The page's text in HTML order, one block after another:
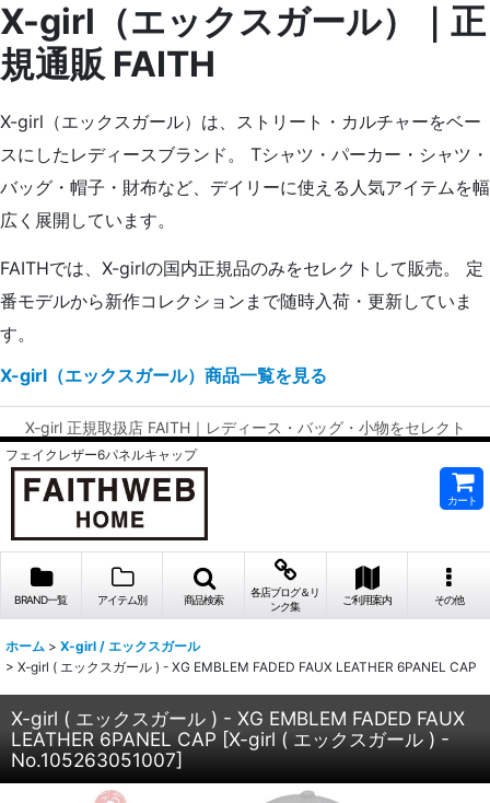
X-girl（エックスガール）｜正
規通販 FAITH
X-girl（エックスガール）は、ストリート・カルチャーをベー
スにしたレディースブランド。 Tシャツ・パーカー・シャツ・
バッグ・帽子・財布など、デイリーに使える人気アイテムを幅
広く展開しています。
FAITHでは、X-girlの国内正規品のみをセレクトして販売。 定
番モデルから新作コレクションまで随時入荷・更新していま
す。
X-girl（エックスガール）商品一覧を見る
X-girl 正規取扱店 FAITH｜レディース・バッグ・小物をセレクト
フェイクレザー6パネルキャップ
カート
BRAND一覧 アイテム別 商品検索
各店ブログ＆リ
ンク集
ご利用案内 その他
ホーム > X-girl / エックスガール
> X-girl ( エックスガール ) - XG EMBLEM FADED FAUX LEATHER 6PANEL CAP
X-girl ( エックスガール ) - XG EMBLEM FADED FAUX
LEATHER 6PANEL CAP [X-girl ( エックスガール ) -
No.105263051007]